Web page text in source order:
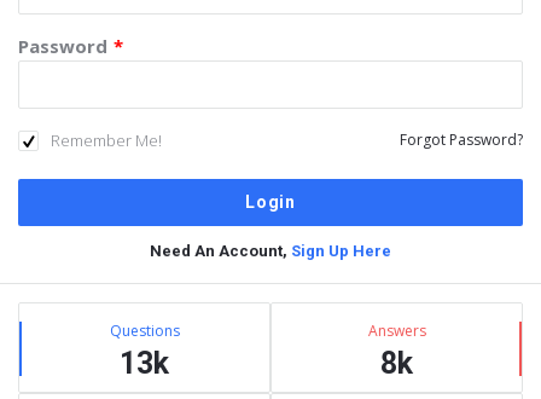
Password *
Remember Me! Forgot Password?
Need An Account, Sign Up Here
Sidebar
Stats Questions
13k
Answers
8k